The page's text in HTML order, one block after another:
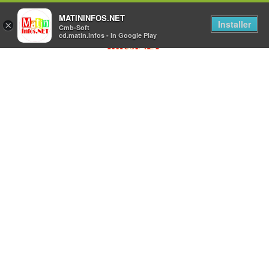
×
MATININFOS.NET
Cmb-Soft
cd.matin.infos - In Google Play
Installer